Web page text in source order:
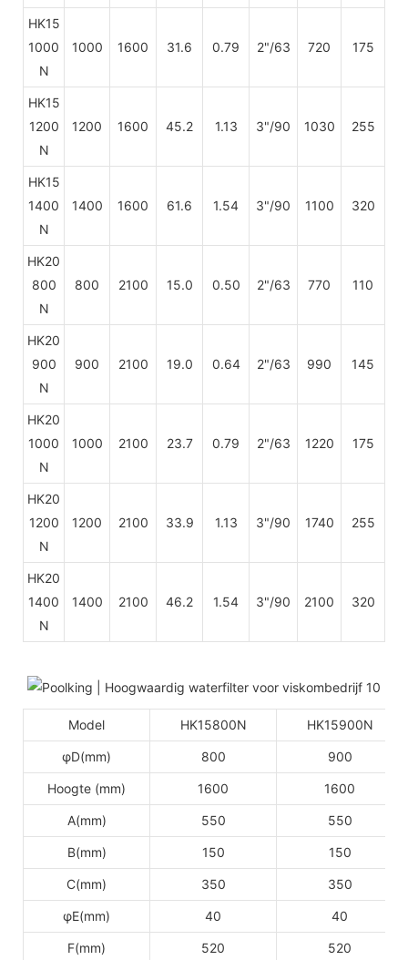
HK15
1000
N
1000 1600 31.6 0.79 2"/63 720 175
HK15
1200
N
1200 1600 45.2 1.13 3"/90 1030 255
HK15
1400
N
1400 1600 61.6 1.54 3"/90 1100 320
HK20
800
N
800 2100 15.0 0.50 2"/63 770 110
HK20
900
N
900 2100 19.0 0.64 2"/63 990 145
HK20
1000
N
1000 2100 23.7 0.79 2"/63 1220 175
HK20
1200
N
1200 2100 33.9 1.13 3"/90 1740 255
HK20
1400
N
1400 2100 46.2 1.54 3"/90 2100 320
Model HK15800N HK15900N
φD(mm) 800 900
Hoogte (mm) 1600 1600
A(mm) 550 550
B(mm) 150 150
C(mm) 350 350
φE(mm) 40 40
F(mm) 520 520